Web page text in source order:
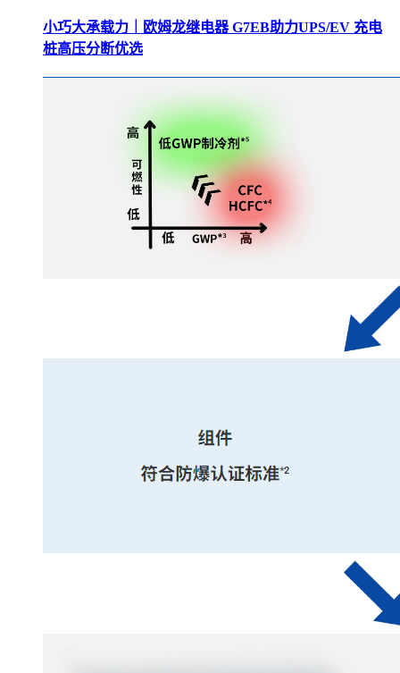
小巧大承载力｜欧姆龙继电器 G7EB助力UPS/EV 充电
桩高压分断优选